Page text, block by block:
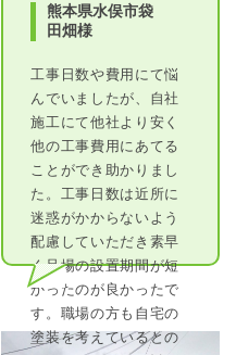
熊本県水俣市袋
田畑様
工事日数や費用にて悩
んでいましたが、自社
施工にて他社より安く
他の工事費用にあてる
ことができ助かりまし
た。工事日数は近所に
迷惑がかからないよう
配慮していただき素早
く足場の設置期間が短
かったのが良かったで
す。職場の方も自宅の
塗装を考えているとの